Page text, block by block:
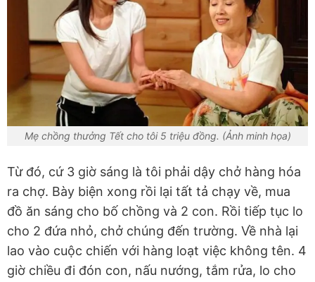
Mẹ chồng thưởng Tết cho tôi 5 triệu đồng. (Ảnh minh họa)
Từ đó, cứ 3 giờ sáng là tôi phải dậy chở hàng hóa
ra chợ. Bày biện xong rồi lại tất tả chạy về, mua
đồ ăn sáng cho bố chồng và 2 con. Rồi tiếp tục lo
cho 2 đứa nhỏ, chở chúng đến trường. Về nhà lại
lao vào cuộc chiến với hàng loạt việc không tên. 4
giờ chiều đi đón con, nấu nướng, tắm rửa, lo cho